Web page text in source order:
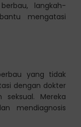
langkah-
mengatasi
yang tidak
dengan dokter
Mereka
mendiagnosis